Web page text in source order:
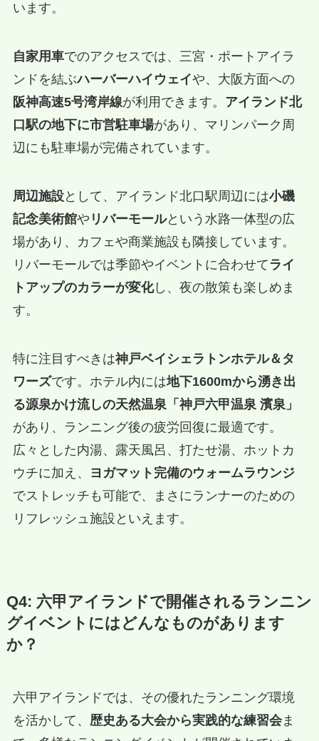
います。
自家用車でのアクセスでは、三宮・ポートアイラ
ンドを結ぶハーバーハイウェイや、大阪方面への
阪神高速5号湾岸線が利用できます。 アイランド北
口駅の地下に市営駐車場があり、マリンパーク周
辺にも駐車場が完備されています。
周辺施設として、アイランド北口駅周辺には小磯
記念美術館や リバーモールという水路一体型の広
場があり、カフェや商業施設も隣接しています。
リバーモールでは季節やイベントに合わせて ライ
トアップのカラーが変化し、夜の散策も楽しめま
す。
特に注目すべきは神戸ベイシェラトンホテル＆タ
ワーズです。ホテル内には地下1600mから湧き出
る源泉かけ流しの天然温泉「神戸六甲温泉 濱泉」
があり、ランニング後の疲労回復に最適です。
広々とした内湯、露天風呂、打たせ湯、ホットカ
ウチに加え、
ヨガマット完備のウォームラウンジ
でストレッチも可能で、まさにランナーのための
リフレッシュ施設といえます。
Q4: 六甲アイランドで開催されるランニン
グイベントにはどんなものがあります
か？
六甲アイランドでは、その優れたランニング環境
を活かして、 歴史ある大会から実践的な練習会ま